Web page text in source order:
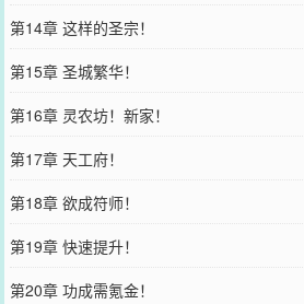
第14章 这样的圣宗！
第15章 圣城繁华！
第16章 灵农坊！新家！
第17章 天工府！
第18章 欲成符师！
第19章 快速提升！
第20章 功成需氪金！